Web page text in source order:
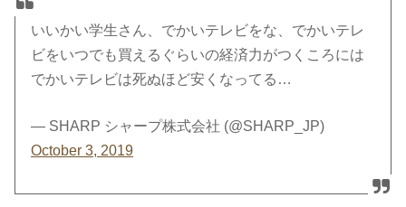
いいかい学生さん、でかいテレビをな、でかいテレ
ビをいつでも買えるぐらいの経済力がつくころには
でかいテレビは死ぬほど安くなってる…
— SHARP シャープ株式会社 (@SHARP_JP)
October 3, 2019